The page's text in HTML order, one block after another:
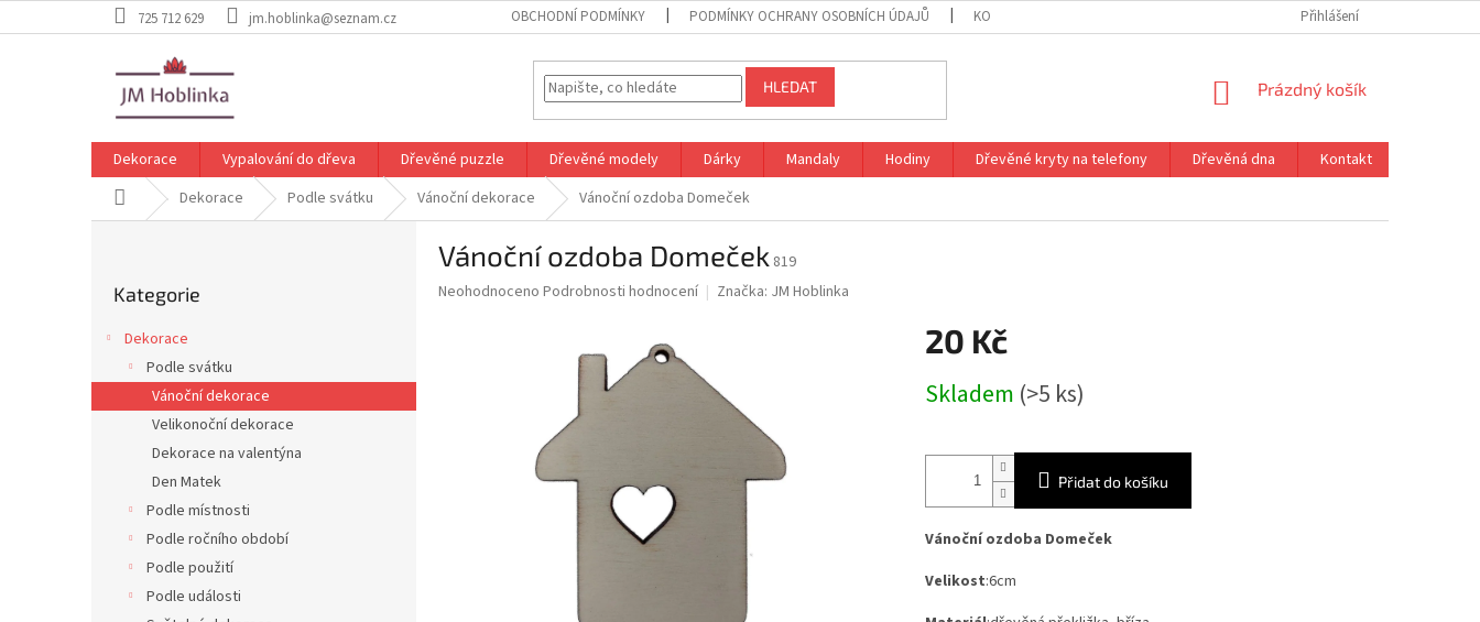
na
725 712 629 jm.hoblinka@seznam.cz OBCHODNÍ PODMÍNKY PODMÍNKY OCHRANY OSOBNÍCH ÚDAJŮ KONTAKT Přihlášení
HLEDAT
NÁKUPNÍ
Prázdný košík
Dekorace Vypalování do dřeva Dřevěné puzzle Dřevěné modely Dárky Mandaly Hodiny Dřevěné kryty na telefony Dřevěná dna
Kontakt
Domů Dekorace Podle svátku Vánoční dekorace Vánoční ozdoba Domeček
n
kategorie
Kategorie
Dekorace
Podle svátku
Vánoční dekorace
Velikonoční dekorace
Dekorace na valentýna
Den Matek
Podle místnosti
Podle ročního období
Podle použití
Podle události
Vánoční ozdoba Domeček 819
Průměrné
Neohodnoceno Podrobnosti hodnocení Značka: JM Hoblinka
20 Kč
cena:
Skladem (>5 ks)
Přidat do košíku
Vánoční ozdoba Domeček
Velikost:6cm